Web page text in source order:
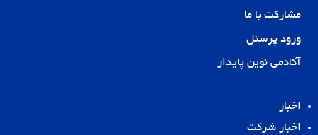
مشارکت با ما
ورود پرسنل
آکادمی نوین پایدار
اخبار
اخبار شرکت